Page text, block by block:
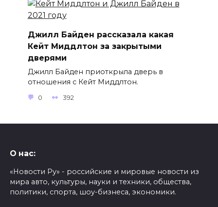
Джилл Байден рассказала какая
Кейт Миддлтон за закрытыми
дверями
Джилл Байден приоткрыла дверь в
отношения с Кейт Миддлтон.
0 392
О нас:
«Новости Ру» - российские и мировые новости из
мира авто, культуры, науки и техники, общества,
политики, спорта, шоу-бизнеса, экономики.